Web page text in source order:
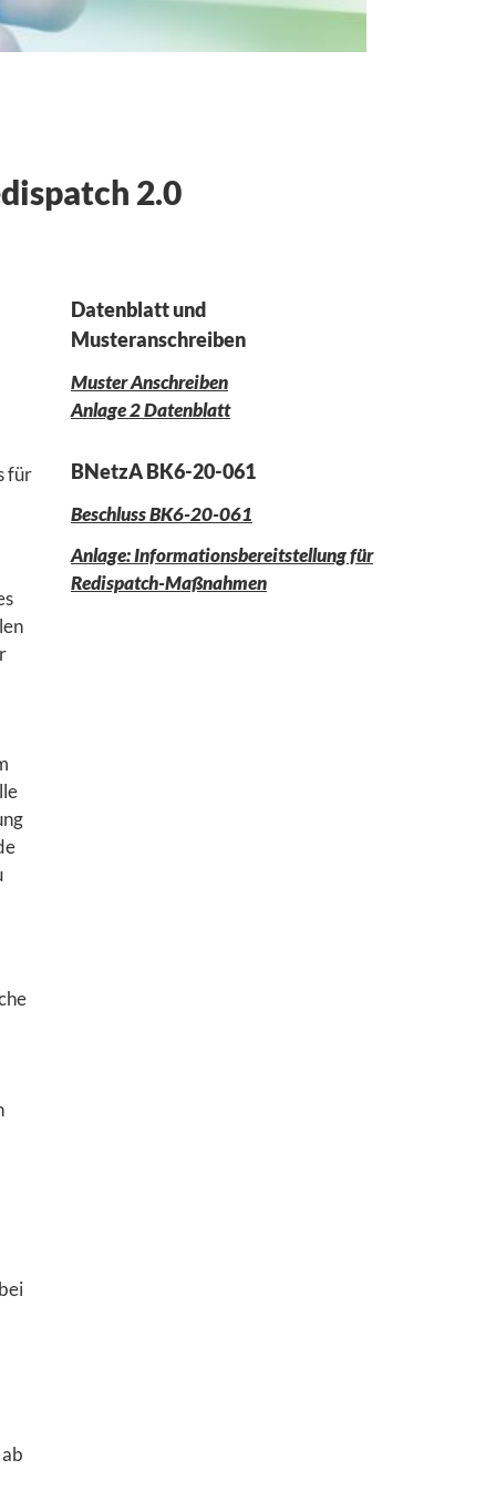
Netzanschlussverträge Strom
2.0
für
Datenblatt und
Musteranschreiben
Muster Anschreiben
Anlage 2 Datenblatt
BNetzA BK6-20-061
Beschluss BK6-20-061
Anlage: Informationsbereitstellung für
Redispatch-Maßnahmen